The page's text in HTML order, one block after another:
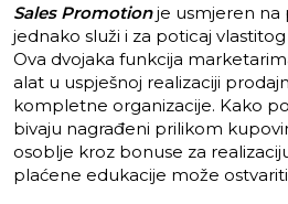
Sales Promotionje usmjeren na
jednako služi i za poticaj
Ova dvojaka funkcija
alat u uspješnoj realizaciji
kompletne organizacije. Kako
bivaju nagrađeni prilikom
osoblje kroz bonuse za
plaćene edukacije može